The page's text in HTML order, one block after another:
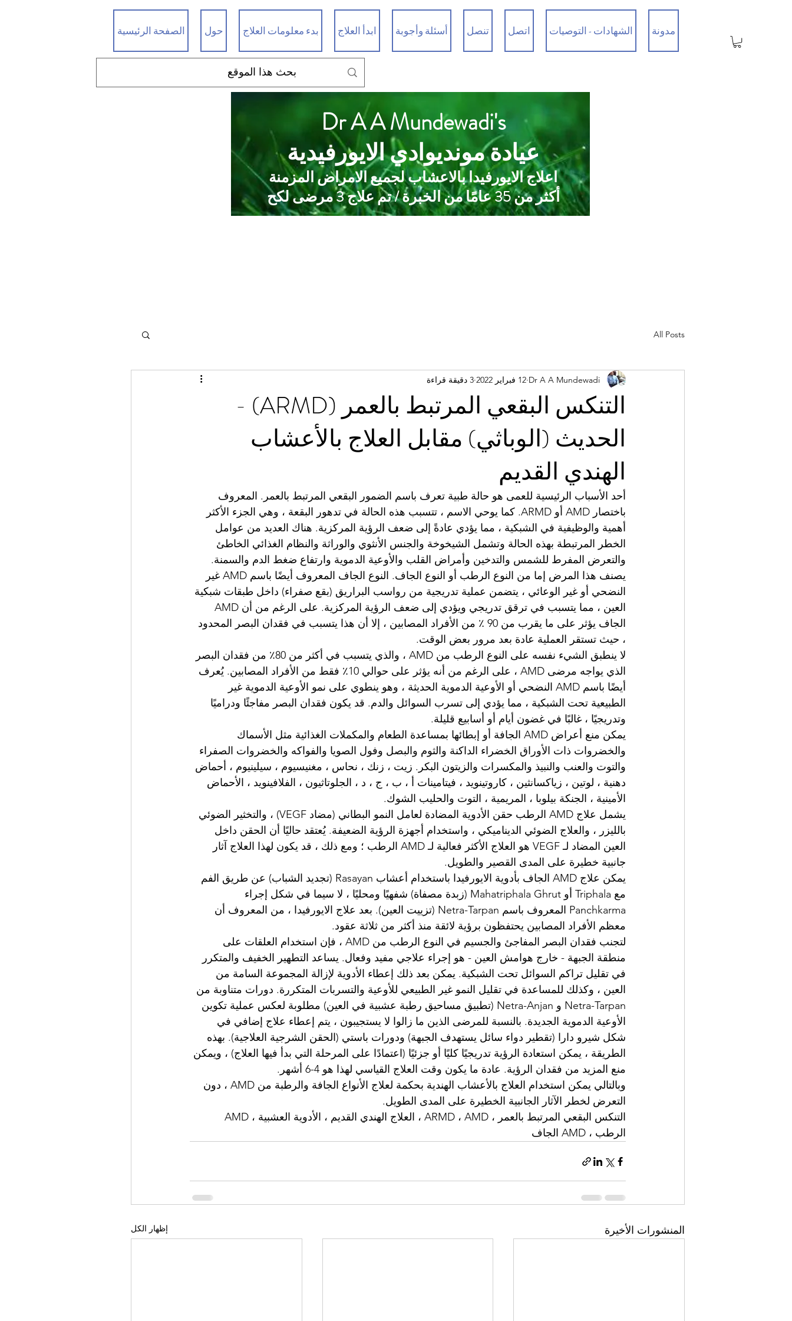
الصفحة الرئيسية حول بدء معلومات العلاج ابدأ العلاج أسئلة وأجوبة تنصل اتصل الشهادات - التوصيات مدونة
Dr A A Mundewadi's
عيادة مونديوادي الايورفيدية
اعلاج الايورفيدا بالاعشاب لجميع الامراض المزمنة
أكثر من 35 عامًا من الخبرة / تم علاج 3 مرضى لكح
All Posts
التنكس البقعي المرتبط بالعمر (ARMD) -
الحديث (الوباثي) مقابل العلاج بالأعشاب
الهندي القديم
Dr A A Mundewadi 12 فبراير 2022 3 دقيقة قراءة
أحد الأسباب الرئيسية للعمى هو حالة طبية تعرف باسم الضمور البقعي المرتبط بالعمر. المعروف
باختصار AMD أو ARMD. كما يوحي الاسم ، تتسبب هذه الحالة في تدهور البقعة ، وهي الجزء الأكثر
أهمية والوظيفية في الشبكية ، مما يؤدي عادةً إلى ضعف الرؤية المركزية. هناك العديد من عوامل
الخطر المرتبطة بهذه الحالة وتشمل الشيخوخة والجنس الأنثوي والوراثة والنظام الغذائي الخاطئ
والتعرض المفرط للشمس والتدخين وأمراض القلب والأوعية الدموية وارتفاع ضغط الدم والسمنة.
يصنف هذا المرض إما من النوع الرطب أو النوع الجاف. النوع الجاف المعروف أيضًا باسم AMD غير
النضحي أو غير الوعائي ، يتضمن عملية تدريجية من رواسب البراريق (بقع صفراء) داخل طبقات شبكية
الجاف يؤثر على ما يقرب من 90 ٪ من الأفراد المصابين ، إلا أن هذا يتسبب في فقدان البصر المحدود
، حيث تستقر العملية عادة بعد مرور بعض الوقت.
لا ينطبق الشيء نفسه على النوع الرطب من AMD ، والذي يتسبب في أكثر من 80٪ من فقدان البصر
الذي يواجه مرضى AMD ، على الرغم من أنه يؤثر على حوالي 10٪ فقط من الأفراد المصابين. يُعرف
أيضًا باسم AMD النضحي أو الأوعية الدموية الحديثة ، وهو ينطوي على نمو الأوعية الدموية غير
الطبيعية تحت الشبكية ، مما يؤدي إلى تسرب السوائل والدم. قد يكون فقدان البصر مفاجئًا ودراميًا
وتدريجيًا ، غالبًا في غضون أيام أو أسابيع قليلة.
يمكن منع أعراض AMD الجافة أو إبطائها بمساعدة الطعام والمكملات الغذائية مثل الأسماك
والخضروات ذات الأوراق الخضراء الداكنة والثوم والبصل وفول الصويا والفواكه والخضروات الصفراء
والتوت والعنب والنبيذ والمكسرات والزيتون البكر. زيت ، زنك ، نحاس ، مغنيسيوم ، سيلينيوم ، أحماض
دهنية ، لوتين ، زياكسانثين ، كاروتينويد ، فيتامينات أ ، ب ، ج ، د ، الجلوتاثيون ، الفلافينويد ، الأحماض
الأمينية ، الجنكة بيلوبا ، المريمية ، التوت والحليب الشوك.
يشمل علاج AMD الرطب حقن الأدوية المضادة لعامل النمو البطاني (مضاد VEGF) ، والتخثير الضوئي
بالليزر ، والعلاج الضوئي الديناميكي ، واستخدام أجهزة الرؤية الضعيفة. يُعتقد حاليًا أن الحقن داخل
العين المضاد لـ VEGF هو العلاج الأكثر فعالية لـ AMD الرطب ؛ ومع ذلك ، قد يكون لهذا العلاج آثار
جانبية خطيرة على المدى القصير والطويل.
يمكن علاج AMD الجاف بأدوية الايورفيدا باستخدام أعشاب Rasayan (تجديد الشباب) عن طريق الفم
مع Triphala أو Mahatriphala Ghrut (زبدة مصفاة) شفهيًا ومحليًا ، لا سيما في شكل إجراء
Panchkarma المعروف باسم Netra-Tarpan (تزييت العين). بعد علاج الايورفيدا ، من المعروف أن
معظم الأفراد المصابين يحتفظون برؤية لائقة منذ أكثر من ثلاثة عقود.
لتجنب فقدان البصر المفاجئ والجسيم في النوع الرطب من AMD ، فإن استخدام العلقات على
منطقة الجبهة - خارج هوامش العين - هو إجراء علاجي مفيد وفعال. يساعد التطهير الخفيف والمتكرر
في تقليل تراكم السوائل تحت الشبكية. يمكن بعد ذلك إعطاء الأدوية لإزالة المجموعة السامة من
العين ، وكذلك للمساعدة في تقليل النمو غير الطبيعي للأوعية والتسربات المتكررة. دورات متناوبة من
Netra-Tarpan و Netra-Anjan (تطبيق مساحيق رطبة عشبية في العين) مطلوبة لعكس عملية تكوين
الأوعية الدموية الجديدة. بالنسبة للمرضى الذين ما زالوا لا يستجيبون ، يتم إعطاء علاج إضافي في
شكل شيرو دارا (تقطير دواء سائل يستهدف الجبهة) ودورات باستي (الحقن الشرجية العلاجية). بهذه
الطريقة ، يمكن استعادة الرؤية تدريجيًا كليًا أو جزئيًا (اعتمادًا على المرحلة التي بدأ فيها العلاج) ، ويمكن
منع المزيد من فقدان الرؤية. عادة ما يكون وقت العلاج القياسي لهذا هو 4-6 أشهر.
وبالتالي يمكن استخدام العلاج بالأعشاب الهندية بحكمة لعلاج الأنواع الجافة والرطبة من AMD ، دون
التعرض لخطر الآثار الجانبية الخطيرة على المدى الطويل.
الرطب ، AMD الجاف
المنشورات الأخيرة إظهار الكل